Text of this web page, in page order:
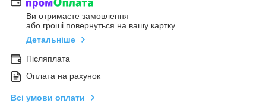
Ви отримаєте замовлення
або гроші повернуться на вашу картку
Детальніше
Післяплата
Оплата на рахунок
Всі умови оплати